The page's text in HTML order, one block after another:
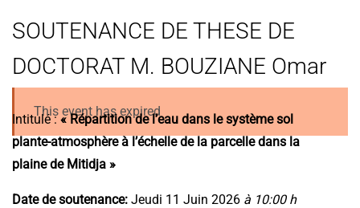
SOUTENANCE DE THESE DE
DOCTORAT M. BOUZIANE Omar
This event has expired
Intitulé :« Répartition de l’eau dans le système sol
plante-atmosphère à l’échelle de la parcelle dans la
plaine de Mitidja »
Date de soutenance: Jeudi 11 Juin 2026 à 10:00 h